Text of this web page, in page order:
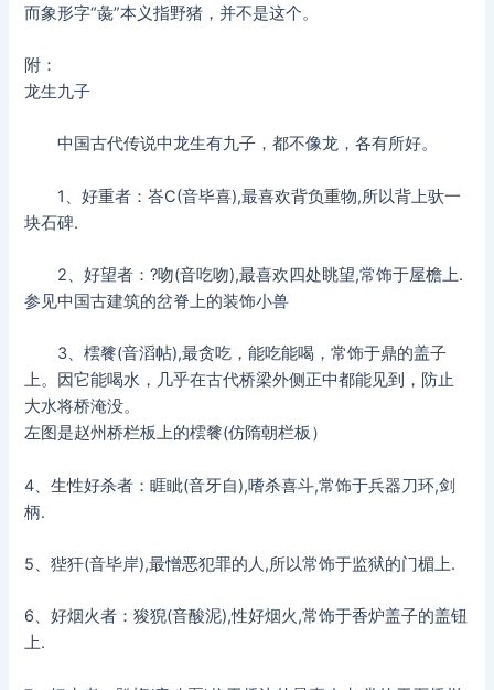
而象形字“彘”本义指野猪，并不是这个。
附：
龙生九子
中国古代传说中龙生有九子，都不像龙，各有所好。
1、好重者：峇C(音毕喜),最喜欢背负重物,所以背上驮一
块石碑.
2、好望者：?吻(音吃吻),最喜欢四处眺望,常饰于屋檐上.
参见中国古建筑的岔脊上的装饰小兽
3、橒餮(音滔帖),最贪吃，能吃能喝，常饰于鼎的盖子
上。因它能喝水，几乎在古代桥梁外侧正中都能见到，防止
大水将桥淹没。
左图是赵州桥栏板上的橒餮(仿隋朝栏板）
4、生性好杀者：睚眦(音牙自),嗜杀喜斗,常饰于兵器刀环,剑
柄.
5、狴犴(音毕岸),最憎恶犯罪的人,所以常饰于监狱的门楣上.
6、好烟火者：狻猊(音酸泥),性好烟火,常饰于香炉盖子的盖钮
上.